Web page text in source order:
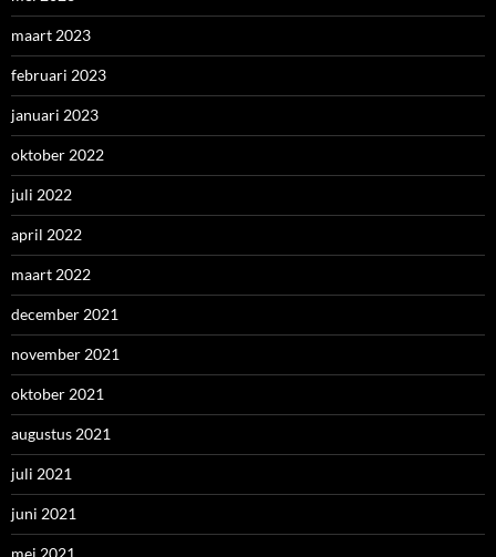
maart 2023
februari 2023
januari 2023
oktober 2022
juli 2022
april 2022
maart 2022
december 2021
november 2021
oktober 2021
augustus 2021
juli 2021
juni 2021
mei 2021